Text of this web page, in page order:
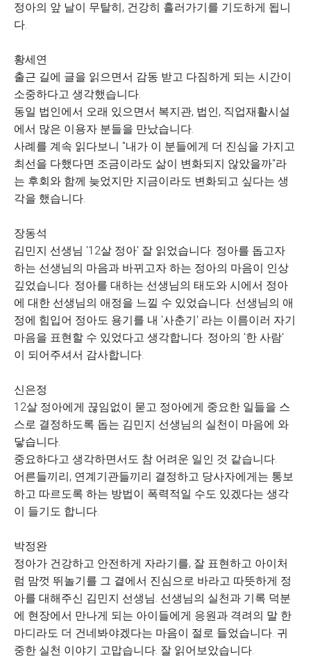
정아의 앞 날이 무탈히, 건강히 흘러가기를 기도하게 됩니
다.
황세연
출근 길에 글을 읽으면서 감동 받고 다짐하게 되는 시간이
소중하다고 생각했습니다.
동일 법인에서 오래 있으면서 복지관, 법인, 직업재활시설
에서 많은 이용자 분들을 만났습니다.
사례를 계속 읽다보니 "내가 이 분들에게 더 진심을 가지고
최선을 다했다면 조금이라도 삶이 변화되지 않았을까"라
는 후회와 함께 늦었지만 지금이라도 변화되고 싶다는 생
각을 했습니다.
장동석
김민지 선생님 '12살 정아' 잘 읽었습니다. 정아를 돕고자
하는 선생님의 마음과 바뀌고자 하는 정아의 마음이 인상
깊었습니다. 정아를 대하는 선생님의 태도와 시에서 정아
에 대한 선생님의 애정을 느낄 수 있었습니다. 선생님의 애
정에 힘입어 정아도 용기를 내 '사춘기' 라는 이름이러 자기
마음을 표현할 수 있었다고 생각합니다. 정아의 '한 사람'
이 되어주셔서 감사합니다.
신은정
12살 정아에게 끊임없이 묻고 정아에게 중요한 일들을 스
스로 결정하도록 돕는 김민지 선생님의 실천이 마음에 와
닿습니다.
중요하다고 생각하면서도 참 어려운 일인 것 같습니다.
어른들끼리, 연계기관들끼리 결정하고 당사자에게는 통보
하고 따르도록 하는 방법이 폭력적일 수도 있겠다는 생각
이 들기도 합니다.
박정완
정아가 건강하고 안전하게 자라기를, 잘 표현하고 아이처
럼 맘껏 뛰놀기를 그 곁에서 진심으로 바라고 따뜻하게 정
아를 대해주신 김민지 선생님. 선생님의 실천과 기록 덕분
에 현장에서 만나게 되는 아이들에게 응원과 격려의 말 한
마디라도 더 건네봐야겠다는 마음이 절로 들었습니다. 귀
중한 실천 이야기 고맙습니다. 잘 읽어보았습니다.